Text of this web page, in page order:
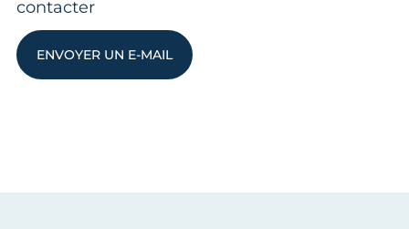
contacter
ENVOYER UN E-MAIL